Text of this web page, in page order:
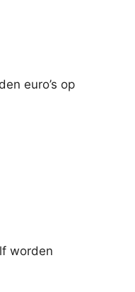
euro’s op
worden